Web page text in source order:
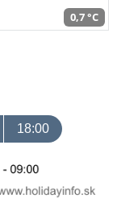
0,7 °C
18:00